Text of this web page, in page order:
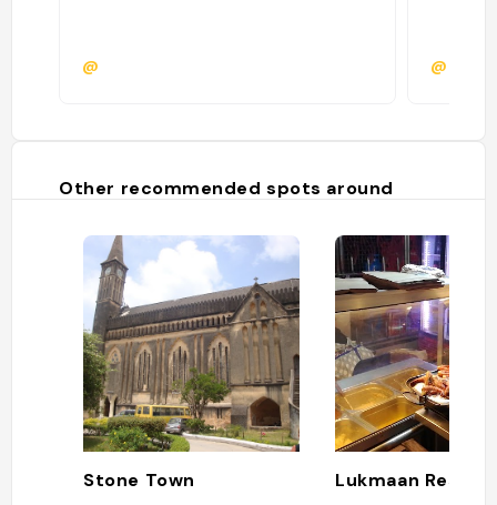
@
Other recommended spots around
Stone Town Lukmaan